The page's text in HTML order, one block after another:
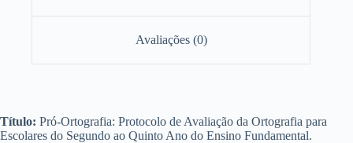
Avaliações (0)
Título: Pró-Ortografia: Protocolo de Avaliação da Ortografia para
Escolares do Segundo ao Quinto Ano do Ensino Fundamental.